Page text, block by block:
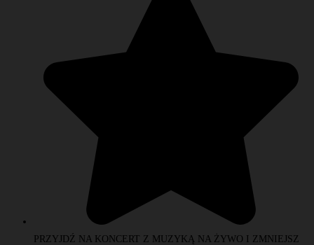
PRZYJDŹ NA KONCERT Z MUZYKĄ NA ŻYWO I ZMNIEJSZ